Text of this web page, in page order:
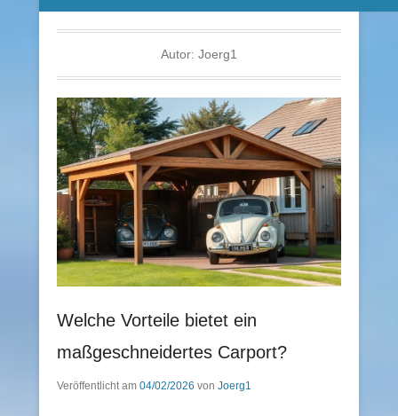
Autor: Joerg1
Welche Vorteile bietet ein
maßgeschneidertes Carport?
Veröffentlicht am 04/02/2026 von Joerg1